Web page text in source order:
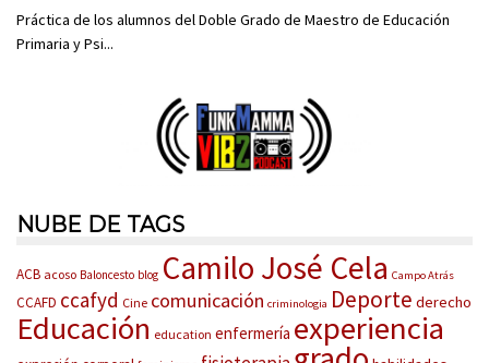
Práctica de los alumnos del Doble Grado de Maestro de Educación
Primaria y Psi...
NUBE DE TAGS
ACB acoso Baloncesto blog Camilo José Cela Campo Atrás
CCAFD ccafyd Cine comunicación criminologia Deporte derecho
Educación education enfermería experiencia